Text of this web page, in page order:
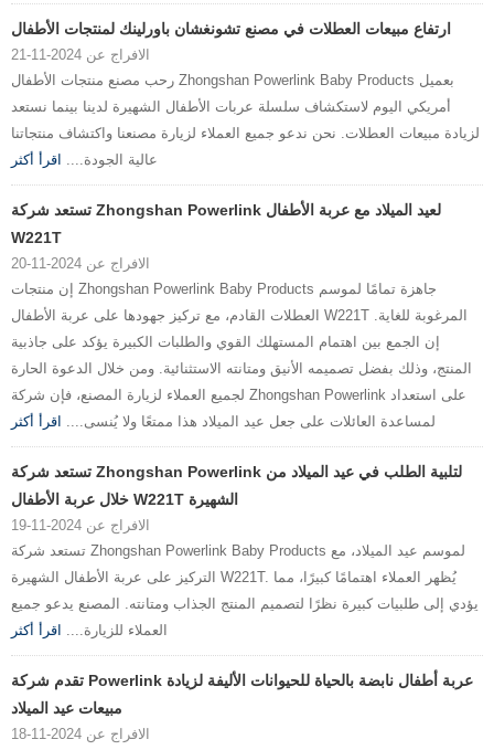
ارتفاع مبيعات العطلات في مصنع تشونغشان باورلينك لمنتجات الأطفال
الافراج عن 2024-11-21
رحب مصنع منتجات الأطفال Zhongshan Powerlink Baby Products بعميل
أمريكي اليوم لاستكشاف سلسلة عربات الأطفال الشهيرة لدينا بينما نستعد
لزيادة مبيعات العطلات. نحن ندعو جميع العملاء لزيارة مصنعنا واكتشاف منتجاتنا
عالية الجودة.... اقرأ أكثر
تستعد شركة Zhongshan Powerlink لعيد الميلاد مع عربة الأطفال
W221T
الافراج عن 2024-11-20
إن منتجات Zhongshan Powerlink Baby Products جاهزة تمامًا لموسم
العطلات القادم، مع تركيز جهودها على عربة الأطفال W221T المرغوبة للغاية.
إن الجمع بين اهتمام المستهلك القوي والطلبات الكبيرة يؤكد على جاذبية
المنتج، وذلك بفضل تصميمه الأنيق ومتانته الاستثنائية. ومن خلال الدعوة الحارة
لجميع العملاء لزيارة المصنع، فإن شركة Zhongshan Powerlink على استعداد
لمساعدة العائلات على جعل عيد الميلاد هذا ممتعًا ولا يُنسى.... اقرأ أكثر
تستعد شركة Zhongshan Powerlink لتلبية الطلب في عيد الميلاد من
خلال عربة الأطفال W221T الشهيرة
الافراج عن 2024-11-19
تستعد شركة Zhongshan Powerlink Baby Products لموسم عيد الميلاد، مع
التركيز على عربة الأطفال الشهيرة W221T. يُظهر العملاء اهتمامًا كبيرًا، مما
يؤدي إلى طلبيات كبيرة نظرًا لتصميم المنتج الجذاب ومتانته. المصنع يدعو جميع
العملاء للزيارة.... اقرأ أكثر
تقدم شركة Powerlink عربة أطفال نابضة بالحياة للحيوانات الأليفة لزيادة
مبيعات عيد الميلاد
الافراج عن 2024-11-18